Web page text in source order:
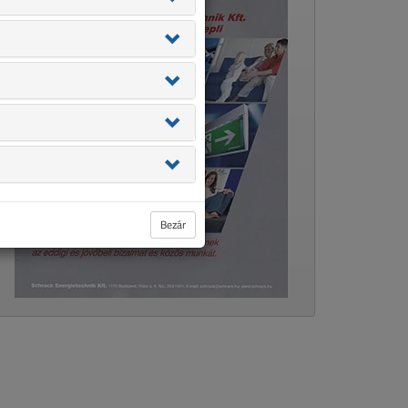
Bezár